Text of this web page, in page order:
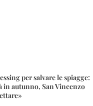
per salvare le spiagge:
in autunno, San Vincenzo